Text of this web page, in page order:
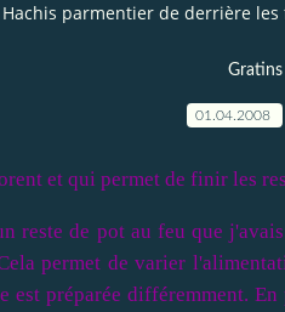
Hachis parmentier de derrière
Gratins
01.04.2008
et qui permet de finir les
reste de pot au feu que
permet de varier
est préparée différemment.